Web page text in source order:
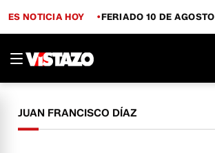
ES NOTICIA HOY FERIADO 10 DE AGOSTO
JUAN FRANCISCO DÍAZ